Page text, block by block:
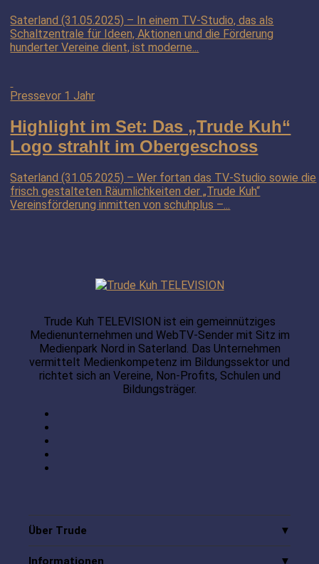
Saterland (31.05.2025) – In einem TV-Studio, das als
Schaltzentrale für Ideen, Aktionen und die Förderung
hunderter Vereine dient, ist moderne...
Pressevor 1 Jahr
Highlight im Set: Das „Trude Kuh“
Logo strahlt im Obergeschoss
Saterland (31.05.2025) – Wer fortan das TV-Studio sowie die
frisch gestalteten Räumlichkeiten der „Trude Kuh“
Vereinsförderung inmitten von schuhplus –...
Trude Kuh TELEVISION ist ein gemeinnütziges
Medienunternehmen und WebTV-Sender mit Sitz im
Medienpark Nord in Saterland. Das Unternehmen
vermittelt Medienkompetenz im Bildungssektor und
richtet sich an Vereine, Non-Profits, Schulen und
Bildungsträger.
Über Trude
Informationen